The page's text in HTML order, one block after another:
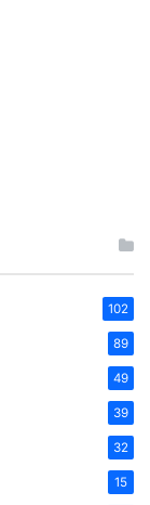
102
89
49
39
32
15